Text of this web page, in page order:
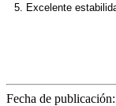
5. Excelente
Fecha de